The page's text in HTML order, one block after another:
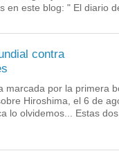
en este blog: " El diario
contra
marcada por la primera
Hiroshima, el 6 de
lo olvidemos... Estas